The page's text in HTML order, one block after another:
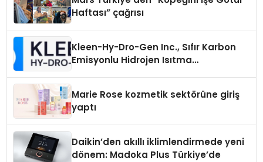
Haftası” çağrısı
Kleen-Hy-Dro-Gen Inc., Sıfır Karbon
Emisyonlu Hidrojen Isıtma
Marie Rose kozmetik sektörüne giriş
yaptı
Daikin’den akıllı iklimlendirmede yeni
dönem: Madoka Plus Türkiye’de